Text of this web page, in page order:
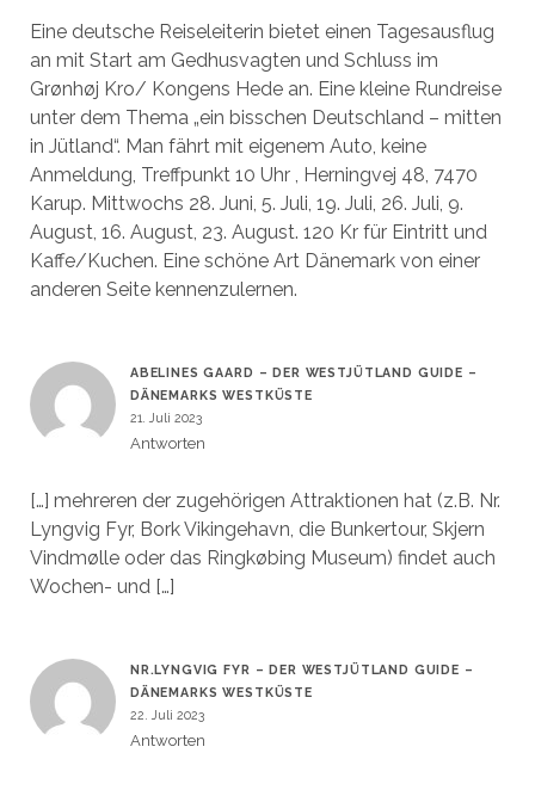
Eine deutsche Reiseleiterin bietet einen Tagesausflug
an mit Start am Gedhusvagten und Schluss im
Grønhøj Kro/ Kongens Hede an. Eine kleine Rundreise
unter dem Thema „ein bisschen Deutschland – mitten
in Jütland“. Man fährt mit eigenem Auto, keine
Anmeldung, Treffpunkt 10 Uhr , Herningvej 48, 7470
Karup. Mittwochs 28. Juni, 5. Juli, 19. Juli, 26. Juli, 9.
August, 16. August, 23. August. 120 Kr für Eintritt und
Kaffe/Kuchen. Eine schöne Art Dänemark von einer
anderen Seite kennenzulernen.
ABELINES GAARD – DER WESTJÜTLAND GUIDE –
DÄNEMARKS WESTKÜSTE
21. Juli 2023
Antworten
[…] mehreren der zugehörigen Attraktionen hat (z.B. Nr.
Lyngvig Fyr, Bork Vikingehavn, die Bunkertour, Skjern
Vindmølle oder das Ringkøbing Museum) findet auch
Wochen- und […]
NR.LYNGVIG FYR – DER WESTJÜTLAND GUIDE –
DÄNEMARKS WESTKÜSTE
22. Juli 2023
Antworten